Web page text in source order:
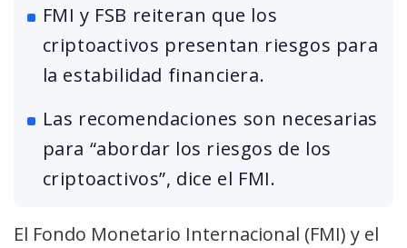
FMI y FSB reiteran que los
criptoactivos presentan riesgos para
la estabilidad financiera.
Las recomendaciones son necesarias
para “abordar los riesgos de los
criptoactivos”, dice el FMI.
El Fondo Monetario Internacional (FMI) y el